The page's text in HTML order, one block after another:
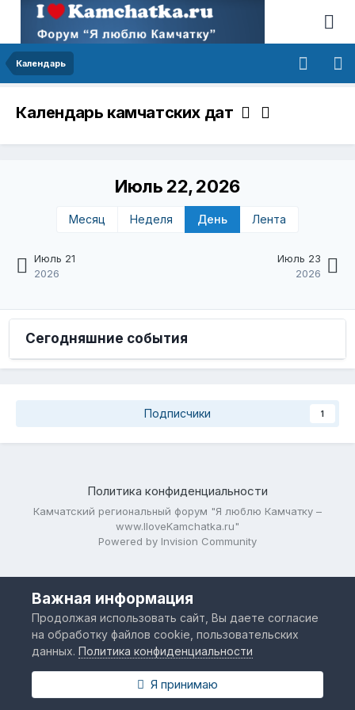
Календарь
Календарь камчатских дат
Июль 21
2026
Июль 22, 2026
Месяц Неделя День Лента
Июль 23
2026
Сегодняшние события
Подписчики 1
Политика конфиденциальности
Камчатский региональный форум "Я люблю Камчатку –
www.IloveKamchatka.ru"
Powered by Invision Community
Важная информация
Продолжая использовать сайт, Вы даете согласие
на обработку файлов cookie, пользовательских
данных.Политика конфиденциальности
Я принимаю